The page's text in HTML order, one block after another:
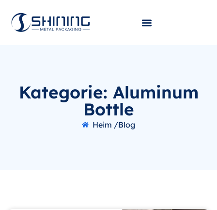
Kategorie: Aluminum
Bottle
Heim /Blog